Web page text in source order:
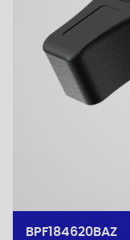
BPF184620BAZ